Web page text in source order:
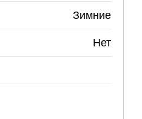
Зимние
Нет